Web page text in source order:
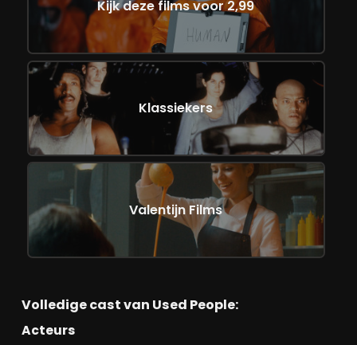
Kijk deze films voor 2,99
Klassiekers
Valentijn Films
Volledige cast van Used People:
Acteurs